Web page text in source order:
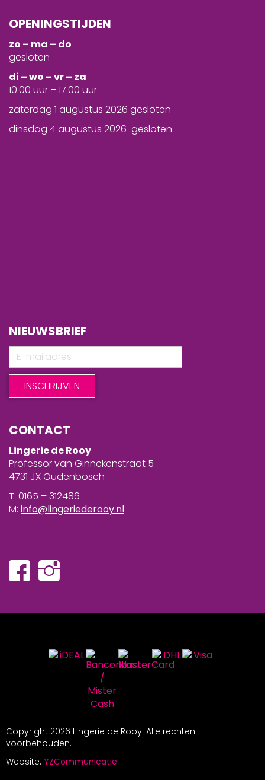
OPENINGSTIJDEN
zo – ma – do
gesloten
di – wo – vr – za
10.00 uur – 17.00 uur
zaterdag 1 augustus 2026 gesloten
dinsdag 4 augustus 2026 gesloten
NIEUWSBRIEF
CONTACT
Lingerie de Rooy
Professor van Ginnekenstraat 5
4731 JX Oudenbosch
T: 0165 – 312486
M: info@lingeriederooy.nl
Copyright 2026 Lingerie de Rooy. Alle rechten
voorbehouden.
Website: YZCommunicatie